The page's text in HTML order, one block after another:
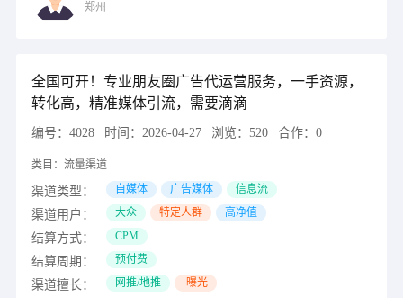
郑州
全国可开！专业朋友圈广告代运营服务，一手资源，
转化高，精准媒体引流，需要滴滴
编号： 4028 时间： 2026-04-27 浏览： 520 合作： 0
类目： 流量渠道
渠道类型： 自媒体 广告媒体 信息流
渠道用户： 大众 特定人群 高净值
结算方式： CPM
结算周期： 预付费
渠道擅长： 网推/地推 曝光